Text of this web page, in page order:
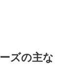
ズの主な